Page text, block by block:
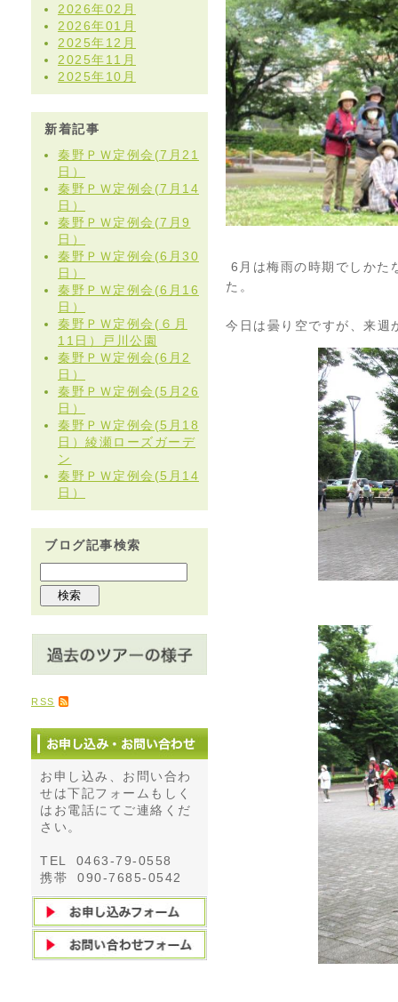
2026年02月
2026年01月
2025年12月
2025年11月
2025年10月
新着記事
秦野ＰＷ定例会(7月21
日）
秦野ＰＷ定例会(7月14
日）
秦野ＰＷ定例会(7月9
日）
秦野ＰＷ定例会(6月30
日）
秦野ＰＷ定例会(6月16
日）
秦野ＰＷ定例会(６月
11日）戸川公園
秦野ＰＷ定例会(6月2
日）
秦野ＰＷ定例会(5月26
日）
秦野ＰＷ定例会(5月18
日）綾瀬ローズガーデ
ン
秦野ＰＷ定例会(5月14
日）
ブログ記事検索
RSS
お申し込み、お問い合わ
せは下記フォームもしく
はお電話にてご連絡くだ
さい。
TEL 0463-79-0558
携帯 090-7685-0542
6月は梅雨の時期でしかた
た。
今日は曇り空ですが、来週